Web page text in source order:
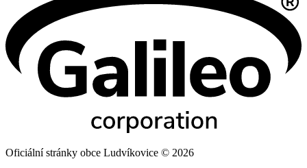
Oficiální stránky obce Ludvíkovice © 2026